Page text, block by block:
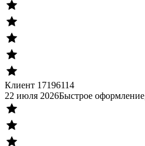
Клиент 17196114
22 июля 2026Быстрое